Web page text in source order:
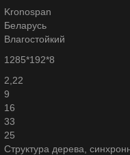
Kronospan
Беларусь
Влагостойкий
1285*192*8
2,22
9
16
33
25
Структура дерева,